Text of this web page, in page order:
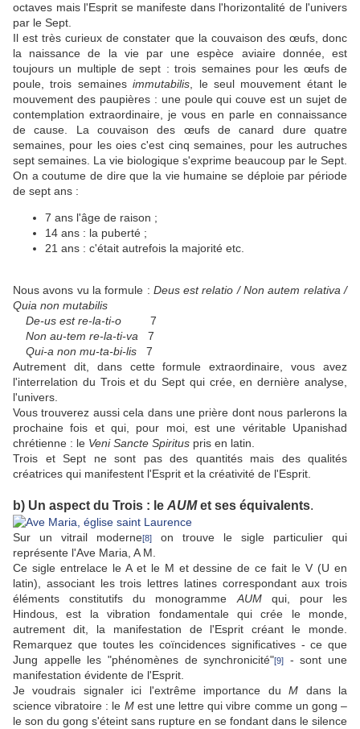
octaves mais l'Esprit se manifeste dans l'horizontalité de l'univers
par le Sept.
Il est très curieux de constater que la couvaison des œufs, donc
la naissance de la vie par une espèce aviaire donnée, est
toujours un multiple de sept : trois semaines pour les œufs de
poule, trois semainesimmutabilis , le seul mouvement étant le
mouvement des paupières : une poule qui couve est un sujet de
contemplation extraordinaire, je vous en parle en connaissance
de cause. La couvaison des œufs de canard dure quatre
semaines, pour les oies c'est cinq semaines, pour les autruches
sept semaines. La vie biologique s'exprime beaucoup par le Sept.
On a coutume de dire que la vie humaine se déploie par période
de sept ans :
7 ans l'âge de raison ;
14 ans : la puberté ;
21 ans : c'était autrefois la majorité etc.
Nous avons vu la formule : Deus est relatio / Non autem relativa /
Quia non mutabilis
De-us est re-la-ti-o 7
Non au-tem re-la-ti-va 7
Qui-a non mu-ta-bi-lis 7
Autrement dit, dans cette formule extraordinaire, vous avez
l'interrelation du Trois et du Sept qui crée, en dernière analyse,
l'univers.
Vous trouverez aussi cela dans une prière dont nous parlerons la
prochaine fois et qui, pour moi, est une véritable Upanishad
chrétienne : le Veni Sancte Spiritus pris en latin.
Trois et Sept ne sont pas des quantités mais des qualités
créatrices qui manifestent l'Esprit et la créativité de l'Esprit.
b) Un aspect du Trois : le AUMet ses équivalents.
Sur un vitrail moderne[8]
on trouve le sigle particulier qui
représente l'Ave Maria, A M.
Ce sigle entrelace le A et le M et dessine de ce fait le V (U en
latin), associant les trois lettres latines correspondant aux trois
éléments constitutifs du monogramme AUMqui, pour les
Hindous, est la vibration fondamentale qui crée le monde,
autrement dit, la manifestation de l'Esprit créant le monde.
Remarquez que toutes les coïncidences significatives - ce que
Jung appelle les "phénomènes de synchronicité"[9]
- sont une
manifestation évidente de l'Esprit.
Je voudrais signaler ici l'extrême importance duM dans la
science vibratoire : le Mest une lettre qui vibre comme un gong –
le son du gong s'éteint sans rupture en se fondant dans le silence